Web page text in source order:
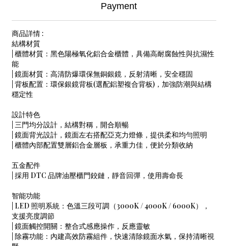
Payment
商品詳情 :
結構材質
| 櫃體材質：黑色陽極氧化鋁合金櫃體，具備高耐腐蝕性與抗濕性
能
| 鏡面材質：高清防爆環保無銅銀鏡，反射清晰，安全穩固
| 背板配置：環保銀鏡背板(選配鋁塑複合背板)，加強防潮與結構
穩定性
設計特色
| 三門均分設計，結構對稱，開合順暢
| 鏡面背光設計，鏡面左右搭配亞克力燈條，提供柔和均勻照明
| 櫃體內部配置雙層鋁合金層板，承重力佳，便於分類收納
五金配件
| 採用 DTC 品牌油壓櫃門鉸鏈，靜音回彈，使用壽命長
智能功能
| LED 照明系統：色溫三段可調（3000K / 4000K / 6000K），
支援亮度調節
| 鏡面觸控開關：整合式感應操作，反應靈敏
| 除霧功能：內建高效防霧組件，快速清除鏡面水氣，保持清晰視